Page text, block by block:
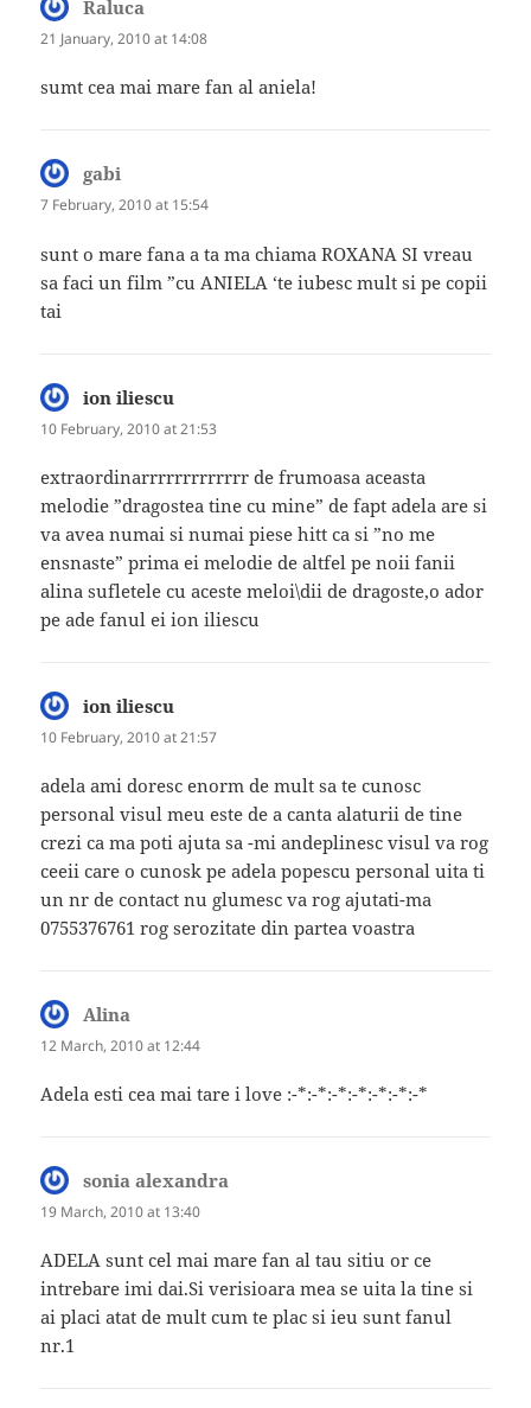
Raluca
21 January, 2010 at 14:08
sumt cea mai mare fan al aniela!
gabi
7 February, 2010 at 15:54
sunt o mare fana a ta ma chiama ROXANA SI vreau
sa faci un film ”cu ANIELA ‘te iubesc mult si pe copii
tai
ion iliescu
10 February, 2010 at 21:53
extraordinarrrrrrrrrrrrr de frumoasa aceasta
melodie ”dragostea tine cu mine” de fapt adela are si
va avea numai si numai piese hitt ca si ”no me
ensnaste” prima ei melodie de altfel pe noii fanii
alina sufletele cu aceste meloi\dii de dragoste,o ador
pe ade fanul ei ion iliescu
ion iliescu
10 February, 2010 at 21:57
adela ami doresc enorm de mult sa te cunosc
personal visul meu este de a canta alaturii de tine
crezi ca ma poti ajuta sa -mi andeplinesc visul va rog
ceeii care o cunosk pe adela popescu personal uita ti
un nr de contact nu glumesc va rog ajutati-ma
0755376761 rog serozitate din partea voastra
Alina
12 March, 2010 at 12:44
Adela esti cea mai tare i love :-*:-*:-*:-*:-*:-*:-*
sonia alexandra
19 March, 2010 at 13:40
ADELA sunt cel mai mare fan al tau sitiu or ce
intrebare imi dai.Si verisioara mea se uita la tine si
ai placi atat de mult cum te plac si ieu sunt fanul
nr.1